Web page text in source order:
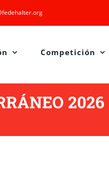
Competición
2026